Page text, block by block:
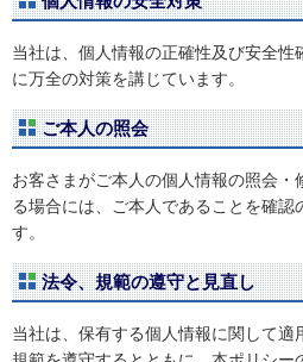
当社は、個人情報の正確性及び安全性
に万全の対策を講じています。
ご本人の照会
お客さまがご本人の個人情報の照会
る場合には、ご本人であることを確認
す。
法令、規範の遵守と見直し
当社は、保有する個人情報に関して